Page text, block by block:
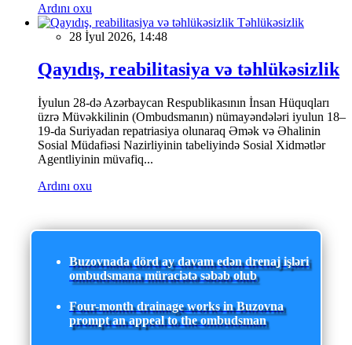
Ardını oxu
Təhlükəsizlik
28 İyul 2026, 14:48
Qayıdış, reabilitasiya və təhlükəsizlik
İyulun 28-də Azərbaycan Respublikasının İnsan Hüquqları
üzrə Müvəkkilinin (Ombudsmanın) nümayəndələri iyulun 18–
19-da Suriyadan repatriasiya olunaraq Əmək və Əhalinin
Sosial Müdafiəsi Nazirliyinin tabeliyində Sosial Xidmətlər
Agentliyinin müvafiq...
Ardını oxu
Buzovnada dörd ay davam edən drenaj işləri
ombudsmana müraciətə səbəb olub
Four-month drainage works in Buzovna
prompt an appeal to the ombudsman